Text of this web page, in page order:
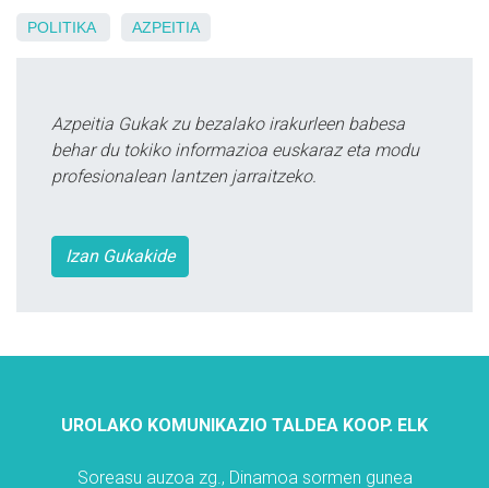
POLITIKA AZPEITIA
Azpeitia Gukak zu bezalako irakurleen babesa
behar du tokiko informazioa euskaraz eta modu
profesionalean lantzen jarraitzeko.
Izan Gukakide
UROLAKO KOMUNIKAZIO TALDEA KOOP. ELK
Soreasu auzoa zg., Dinamoa sormen gunea